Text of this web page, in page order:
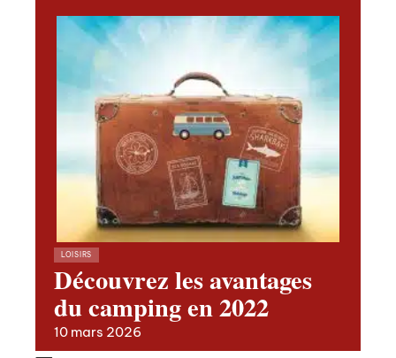
LOISIRS
Découvrez les avantages
du camping en 2022
10 mars 2026